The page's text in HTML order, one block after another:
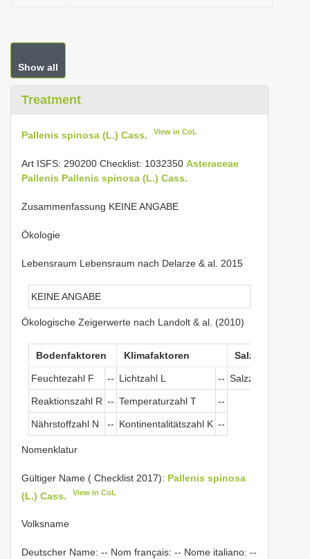
Show all
Treatment
Pallenis spinosa (L.) Cass. View in CoL
Art ISFS: 290200 Checklist: 1032350 Asteraceae
Pallenis Pallenis spinosa (L.) Cass.
Zusammenfassung KEINE ANGABE
Ökologie
Lebensraum Lebensraum nach Delarze & al. 2015
KEINE ANGABE
Ökologische Zeigerwerte nach Landolt & al. (2010)
Bodenfaktoren Klimafaktoren Salztoleranz
Feuchtezahl F -- Lichtzahl L -- Salzzeichen
Reaktionszahl R -- Temperaturzahl T --
Nährstoffzahl N -- Kontinentalitätszahl K --
Nomenklatur
Gültiger Name ( Checklist 2017): Pallenis spinosa
(L.) Cass.
View in CoL
Volksname
Deutscher Name: -- Nom français: -- Nome italiano: --